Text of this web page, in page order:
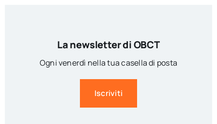
La newsletter di OBCT
Ogni venerdì nella tua casella di posta
Iscriviti